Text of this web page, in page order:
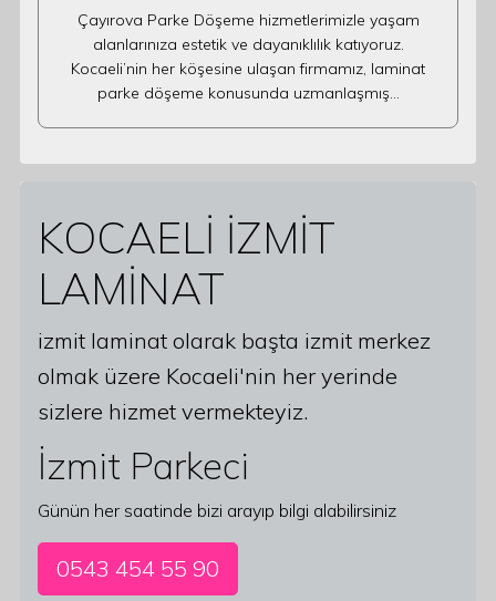
Çayırova Parke Döşeme hizmetlerimizle yaşam
alanlarınıza estetik ve dayanıklılık katıyoruz.
Kocaeli’nin her köşesine ulaşan firmamız, laminat
parke döşeme konusunda uzmanlaşmış…
KOCAELİ İZMİT
LAMİNAT
izmit laminat olarak başta izmit merkez
olmak üzere Kocaeli'nin her yerinde
sizlere hizmet vermekteyiz.
İzmit Parkeci
Günün her saatinde bizi arayıp bilgi alabilirsiniz
0543 454 55 90